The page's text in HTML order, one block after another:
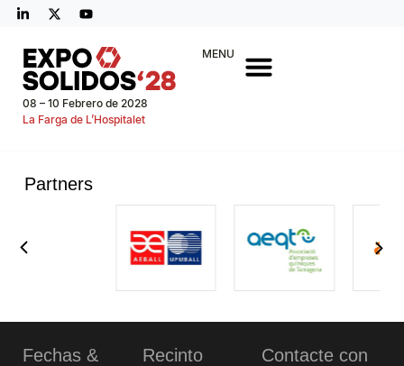
08 – 10 Febrero de 2028
La Farga de L’Hospitalet
MENU
Partners
Fechas &
Recinto
Contacte con